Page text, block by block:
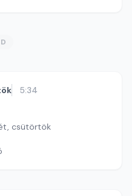
5:34
csütörtök